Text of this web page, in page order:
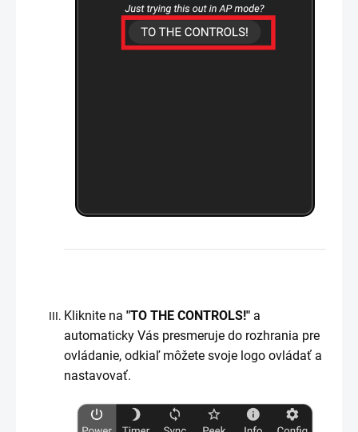
Kliknite na "TO THE CONTROLS!" a
automaticky Vás presmeruje do rozhrania pre
ovládanie, odkiaľ môžete svoje logo ovládať a
nastavovať.